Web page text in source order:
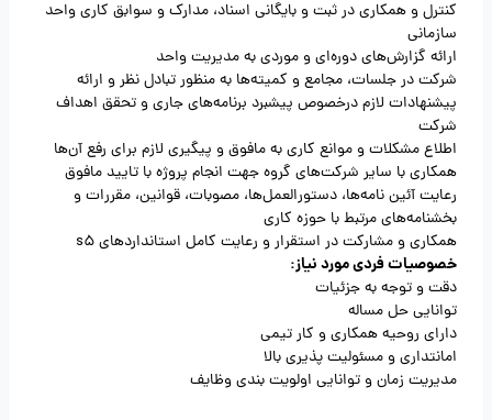
کنترل و همکاری در ثبت و بایگانی اسناد، مدارک و سوابق کاری واحد
سازمانی
ارائه گزارش‌های دوره‌ای و موردی به مدیریت واحد
شرکت در جلسات، مجامع و کمیته‌ها به منظور تبادل نظر و ارائه
پیشنهادات لازم درخصوص پیشبرد برنامه‌های جاری و تحقق اهداف
شرکت
اطلاع مشکلات و موانع کاری به مافوق و پیگیری لازم برای رفع آن‌ها
همکاری با سایر شرکت‌های گروه جهت انجام پروژه با تایید مافوق
رعایت آئین نامه‌ها، دستورالعمل‌ها، مصوبات، قوانین، مقررات و
بخشنامه‌های مرتبط با حوزه کاری
همکاری و مشارکت در استقرار و رعایت کامل استانداردهای s5
خصوصیات فردی مورد نیاز:
دقت و توجه به جزئیات
توانایی حل مساله
دارای روحیه همکاری و کار تیمی
امانتداری و مسئولیت پذیری بالا
مدیریت زمان و توانایی اولویت بندی وظایف